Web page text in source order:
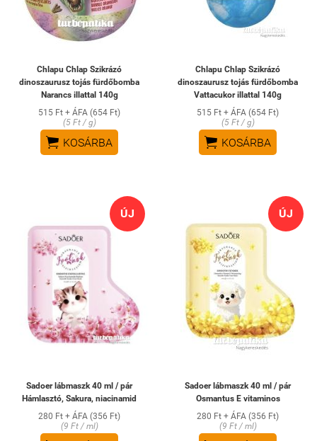
Chlapu Chlap Szikrázó
dinoszaurusz tojás fürdőbomba
Narancs illattal 140g
515 Ft + ÁFA (654 Ft)
(5 Ft / g)
 KOSÁRBA
Chlapu Chlap Szikrázó
dinoszaurusz tojás fürdőbomba
Vattacukor illattal 140g
515 Ft + ÁFA (654 Ft)
(5 Ft / g)
 KOSÁRBA
ÚJ
Sadoer lábmaszk 40 ml / pár
Hámlasztó, Sakura, niacinamid
280 Ft + ÁFA (356 Ft)
(9 Ft / ml)
ÚJ
Sadoer lábmaszk 40 ml / pár
Osmantus E vitaminos
280 Ft + ÁFA (356 Ft)
(9 Ft / ml)